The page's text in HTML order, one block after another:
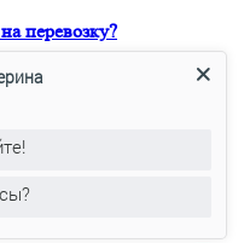
перевозку?
фрахт?
в ЮРВЕСТ 24/7?
товар по
в размере 200 000